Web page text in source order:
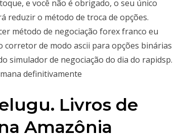
e você não é obrigado, o seu único
reduzir o método de troca de opções.
método de negociação forex franco eu
de modo ascii para opções binárias
simulador de negociação do dia do rapidsp.
definitivamente
Livros de
Amazônia